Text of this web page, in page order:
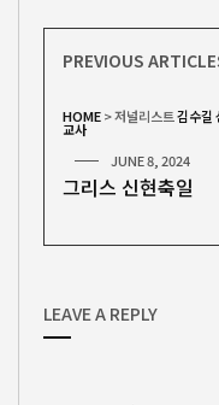
PREVIOUS
HOME>저널리스트김수길
교사
JUNE 8, 2024
그리스 신현축일
LEAVE A REPLY